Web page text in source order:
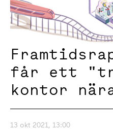
får ett
kontor
13 okt 2021, 13:00